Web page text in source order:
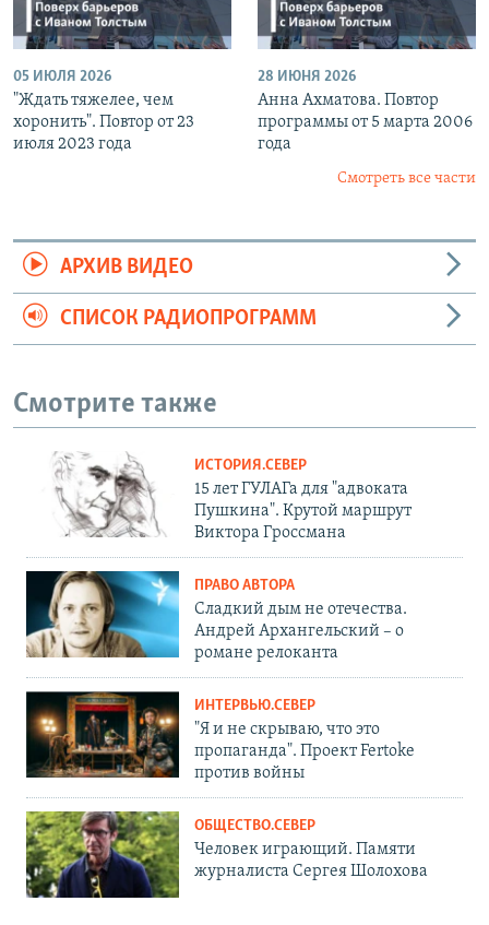
05 ИЮЛЯ 2026
"Ждать тяжелее, чем
хоронить". Повтор от 23
июля 2023 года
28 ИЮНЯ 2026
Анна Ахматова. Повтор
программы от 5 марта 2006
года
Смотреть все части
АРХИВ ВИДЕО
СПИСОК РАДИОПРОГРАММ
Смотрите также
ИСТОРИЯ.СЕВЕР
15 лет ГУЛАГа для "адвоката
Пушкина". Крутой маршрут
Виктора Гроссмана
ПРАВО АВТОРА
Сладкий дым не отечества.
Андрей Архангельский – о
романе релоканта
ИНТЕРВЬЮ.СЕВЕР
"Я и не скрываю, что это
пропаганда". Проект Fertoke
против войны
ОБЩЕСТВО.СЕВЕР
Человек играющий. Памяти
журналиста Сергея Шолохова